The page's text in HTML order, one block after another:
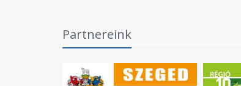
Partnereink